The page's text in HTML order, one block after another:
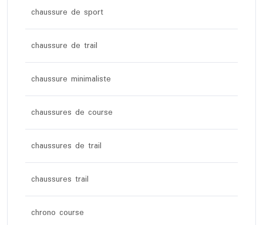
chaussure de sport
chaussure de trail
chaussure minimaliste
chaussures de course
chaussures de trail
chaussures trail
chrono course